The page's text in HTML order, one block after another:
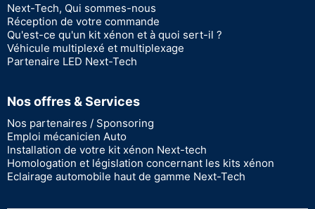
Next-Tech, Qui sommes-nous
Réception de votre commande
Qu'est-ce qu'un kit xénon et à quoi sert-il ?
Véhicule multiplexé et multiplexage
Partenaire LED Next-Tech
Nos offres & Services
Nos partenaires / Sponsoring
Emploi mécanicien Auto
Installation de votre kit xénon Next-tech
Homologation et législation concernant les kits xénon
Eclairage automobile haut de gamme Next-Tech